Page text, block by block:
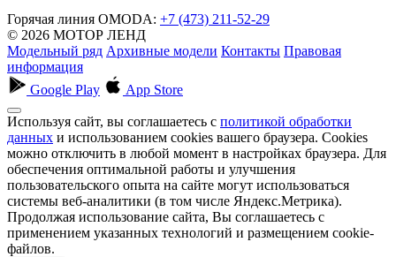
Горячая линия OMODA: +7 (473) 211-52-29
© 2026 МОТОР ЛЕНД
Модельный ряд Архивные модели Контакты Правовая
информация
Google Play
App Store
Используя сайт, вы соглашаетесь с политикой обработки
данных и использованием cookies вашего браузера. Cookies
можно отключить в любой момент в настройках браузера. Для
обеспечения оптимальной работы и улучшения
пользовательского опыта на сайте могут использоваться
системы веб-аналитики (в том числе Яндекс.Метрика).
Продолжая использование сайта, Вы соглашаетесь с
применением указанных технологий и размещением cookie-
файлов.